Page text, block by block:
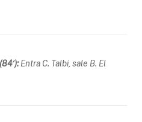
Entra C. Talbi, sale B. El